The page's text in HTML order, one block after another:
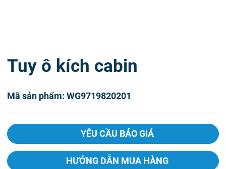
Tuy ô kích cabin
Mã sản phẩm: WG9719820201
YÊU CẦU BÁO GIÁ
HƯỚNG DẪN MUA HÀNG